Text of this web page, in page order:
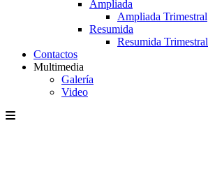
Ampliada
Ampliada Trimestral
Resumida
Resumida Trimestral
Contactos
Multimedia
Galería
Video